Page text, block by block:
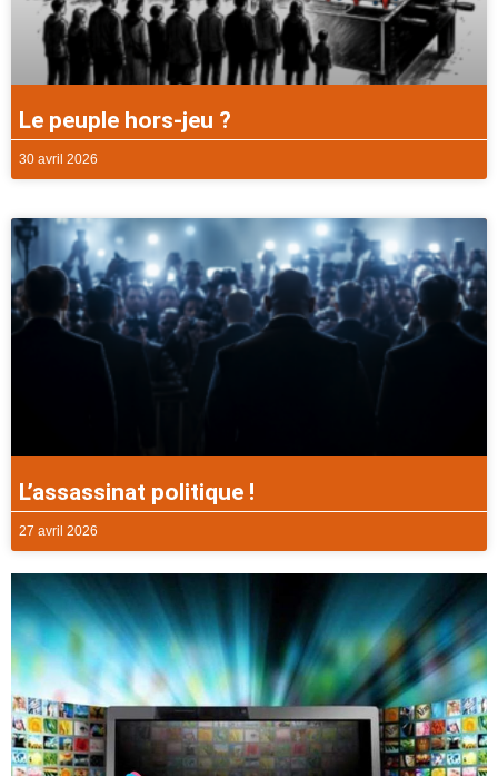
Le peuple hors-jeu ?
30 avril 2026
L’assassinat politique !
27 avril 2026